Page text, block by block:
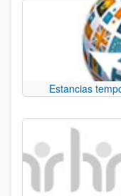
Estancias